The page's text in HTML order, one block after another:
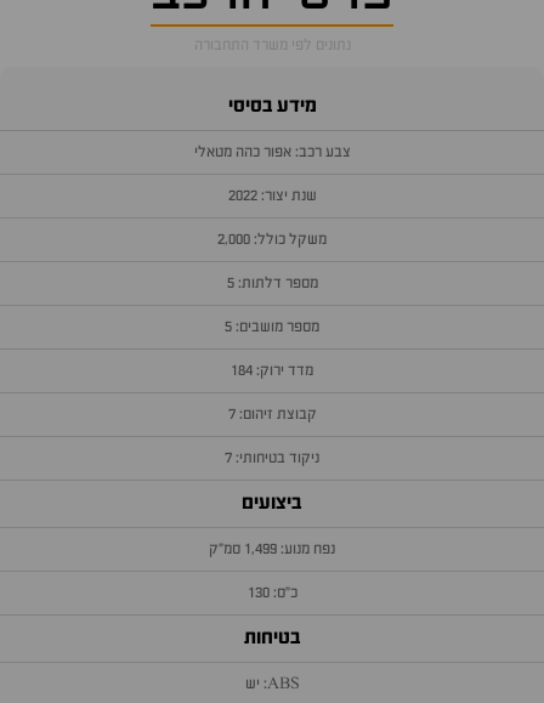
נתונים לפי משרד התחבורה
מידע בסיסי
צבע רכב: אפור כהה מטאלי
שנת יצור: 2022
משקל כולל: 2,000
מספר דלתות: 5
מספר מושבים: 5
מדד ירוק: 184
קבוצת זיהום: 7
ניקוד בטיחותי: 7
ביצועים
נפח מנוע: 1,499 סמ״ק
כ״ס: 130
בטיחות
ABS: יש